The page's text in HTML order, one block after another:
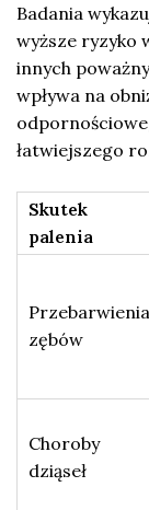
Badania
wyższe ryzyko
innych
wpływa na
łatwiejszego
Skutek
palenia
Przebarwienia
zębów
Choroby
dziąseł